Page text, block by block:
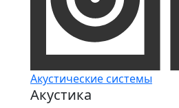
Акустические системы
Акустика